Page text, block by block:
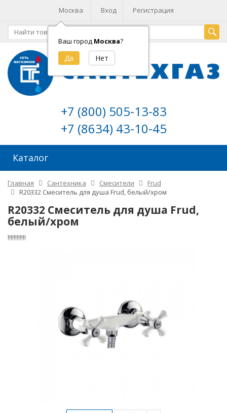
Москва
Ваш город Москва?
Вход Регистрация
+7 (800) 505-13-83
+7 (8634) 43-10-45
Каталог
Главная Сантехника Смесители
Frud
R20332 Смеситель для душа Frud, белый/хром
R20332 Смеситель для душа Frud,
белый/хром
!!!!!!!!!!!!